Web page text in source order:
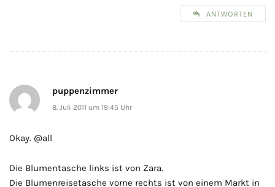
ANTWORTEN
puppenzimmer
8. Juli 2011 um 19:45 Uhr
Okay. @all
Die Blumentasche links ist von Zara.
Die Blumenreisetasche vorne rechts ist von einem Markt in